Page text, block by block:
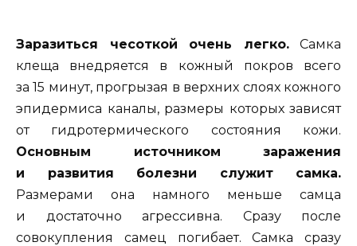
Заразиться чесоткой очень легко.Самка
клеща внедряется в кожный покров всего
за 15 минут, прогрызая в верхних слоях кожного
эпидермиса каналы, размеры которых зависят
от гидротермического состояния кожи.
Основным источником заражения
и развития болезни служит самка.
Размерами она намного меньше самца
и достаточно агрессивна. Сразу после
совокупления самец погибает. Самка сразу